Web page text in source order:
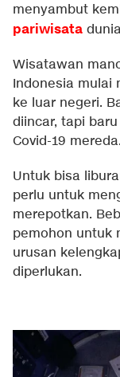
menyambut
pariwisata
Wisatawan
Indonesia mulai
ke luar negeri.
diincar, tapi
Covid-19 mereda.
Untuk bisa
perlu untuk
merepotkan.
pemohon untuk
urusan
diperlukan.